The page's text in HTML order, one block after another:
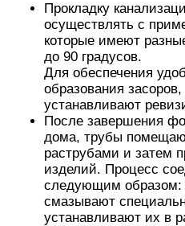
Прокладку
осуществлять с
которые имеют
до 90 градусов.
Для обеспечения
образования
устанавливают
После завершения
дома, трубы
раструбами и затем
изделий. Процесс
следующим образом:
смазывают
устанавливают их в